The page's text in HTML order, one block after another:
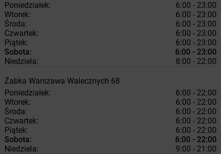
Poniedziałek:
6:00 - 23:00
Wtorek:
6:00 - 23:00
Środa:
6:00 - 23:00
Czwartek:
6:00 - 23:00
Piątek:
6:00 - 23:00
Sobota:
6:00 - 23:00
Niedziela:
8:00 - 22:00
Żabka Warszawa Walecznych 68
Poniedziałek:
6:00 - 22:00
Wtorek:
6:00 - 22:00
Środa:
6:00 - 22:00
Czwartek:
6:00 - 22:00
Piątek:
6:00 - 22:00
Sobota:
6:00 - 22:00
Niedziela:
9:00 - 21:00